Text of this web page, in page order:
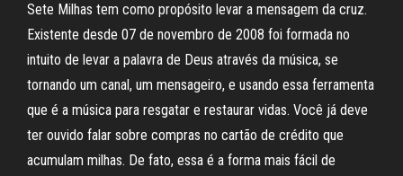
Sete Milhas tem como propósito levar a mensagem da cruz.
Existente desde 07 de novembro de 2008 foi formada no
intuito de levar a palavra de Deus através da música, se
tornando um canal, um mensageiro, e usando essa ferramenta
que é a música para resgatar e restaurar vidas. Você já deve
ter ouvido falar sobre compras no cartão de crédito que
acumulam milhas. De fato, essa é a forma mais fácil de